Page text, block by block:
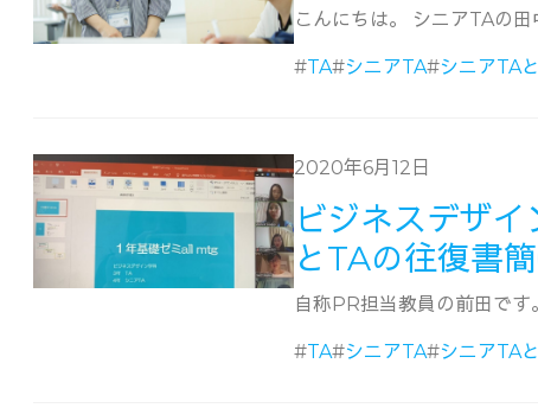
こんにちは。 シニアTAの
#TA#シニアTA#シニアTA
2020年6月12日
ビジネスデザ
とTAの往復書
自称PR担当教員の前田で
#TA#シニアTA#シニアTA